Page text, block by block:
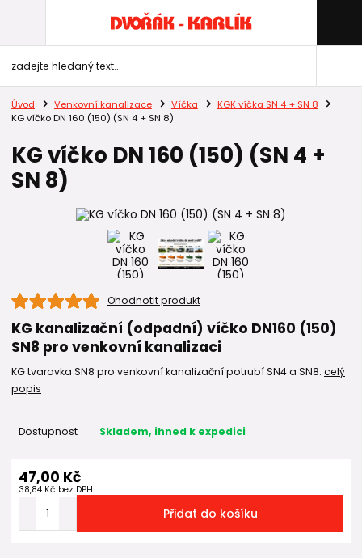
Úvod Venkovní kanalizace Víčka
KGK víčka SN 4 + SN 8
KG víčko DN 160 (150) (SN 4 + SN 8)
KG víčko DN 160 (150) (SN 4 +
SN 8)
Ohodnotit produkt
KG kanalizační (odpadní) víčko DN160 (150)
SN8 pro venkovní kanalizaci
KG tvarovka SN8 pro venkovní kanalizační potrubí SN4 a SN8. celý
popis
Dostupnost Skladem, ihned k expedici
47,00 Kč
38,84 Kč bez DPH
Přidat do košíku